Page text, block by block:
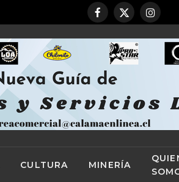
Facebook
X
CULTURA MINERÍA